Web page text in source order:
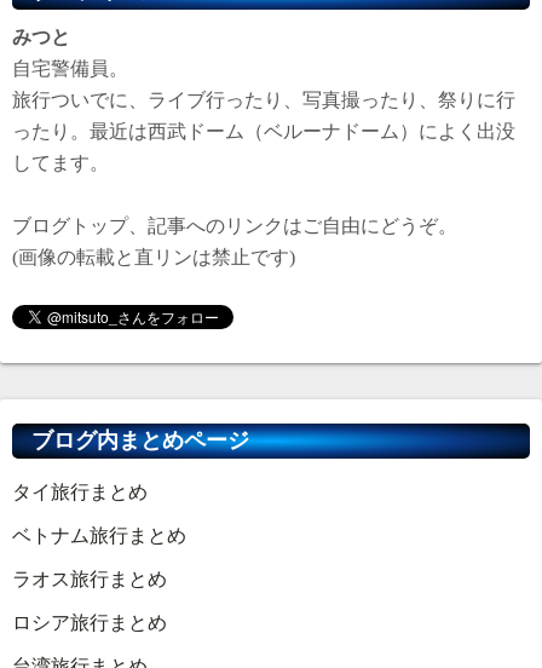
みつと
自宅警備員。
旅行ついでに、ライブ行ったり、写真撮ったり、祭りに行
ったり。最近は西武ドーム（ベルーナドーム）によく出没
してます。
ブログトップ、記事へのリンクはご自由にどうぞ。
(画像の転載と直リンは禁止です)
ブログ内まとめページ
タイ旅行まとめ
ベトナム旅行まとめ
ラオス旅行まとめ
ロシア旅行まとめ